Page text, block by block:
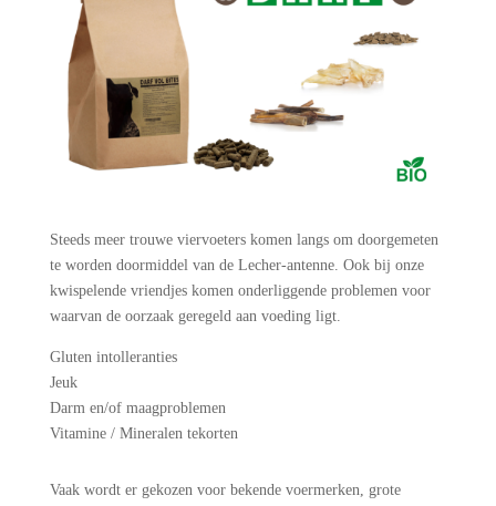
Steeds meer trouwe viervoeters komen langs om doorgemeten
te worden doormiddel van de Lecher-antenne. Ook bij onze
kwispelende vriendjes komen onderliggende problemen voor
waarvan de oorzaak geregeld aan voeding ligt.
Gluten intolleranties
Jeuk
Darm en/of maagproblemen
Vitamine / Mineralen tekorten
Vaak wordt er gekozen voor bekende voermerken, grote